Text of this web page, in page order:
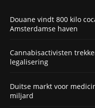
Douane vindt 800 kilo
Amsterdamse haven
Cannabisactivisten
legalisering
Duitse markt voor
miljard